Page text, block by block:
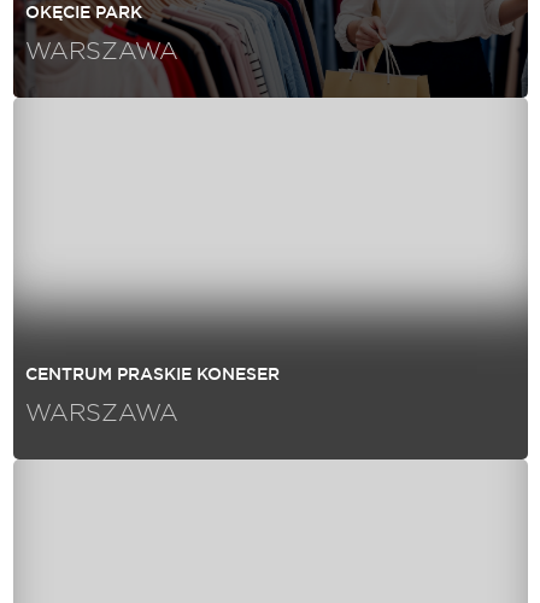
OKĘCIE PARK
WARSZAWA
CENTRUM PRASKIE KONESER
WARSZAWA